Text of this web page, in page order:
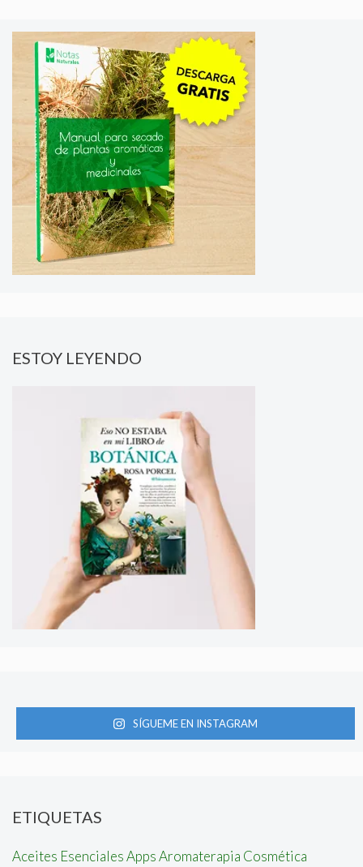
ESTOY LEYENDO
SÍGUEME EN INSTAGRAM
ETIQUETAS
Aceites EsencialesAppsAromaterapia Cosmética